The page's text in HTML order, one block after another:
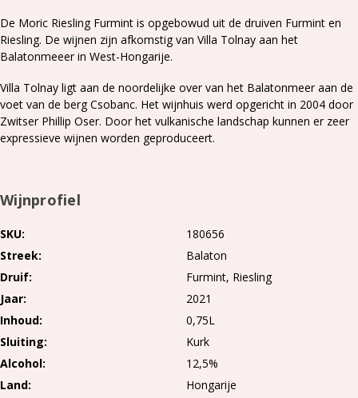
De Moric Riesling Furmint is opgebowud uit de druiven Furmint en
Riesling. De wijnen zijn afkomstig van Villa Tolnay aan het
Balatonmeeer in West-Hongarije.
Villa Tolnay ligt aan de noordelijke over van het Balatonmeer aan de
voet van de berg Csobanc. Het wijnhuis werd opgericht in 2004 door
Zwitser Phillip Oser. Door het vulkanische landschap kunnen er zeer
expressieve wijnen worden geproduceert.
Wijnprofiel
SKU
180656
Streek
Balaton
Druif
Furmint Riesling
Jaar
2021
Inhoud
0,75L
Sluiting
Kurk
Alcohol
12,5%
Land
Hongarije